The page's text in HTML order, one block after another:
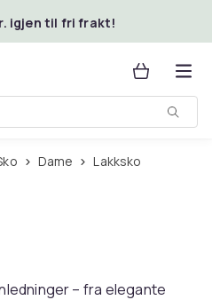
igjen til fri frakt!
Sko Dame Lakksko
– fra elegante